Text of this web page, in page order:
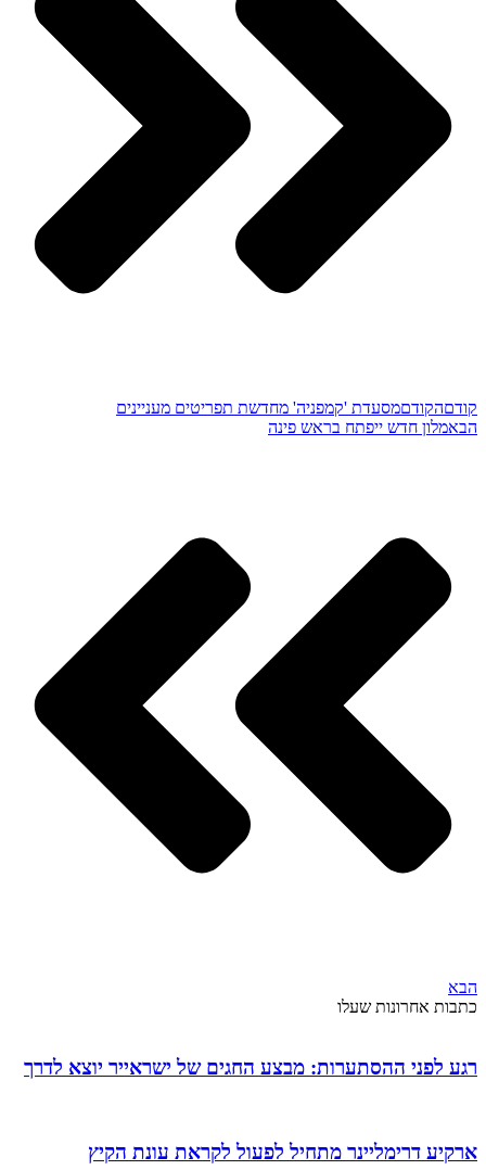
קודםהקודםמסעדת 'קמפניה' מחדשת תפריטים מעניינים
הבאמלון חדש ייפתח בראש פינה
הבא
כתבות אחרונות שעלו
רגע לפני ההסתערות: מבצע החגים של ישראייר יוצא לדרך
ארקיע דרימליינר מתחיל לפעול לקראת עונת הקיץ